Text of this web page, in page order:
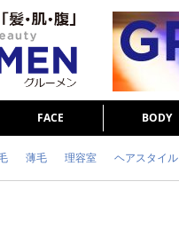
FACE BODY
薄毛 理容室 ヘアスタイル